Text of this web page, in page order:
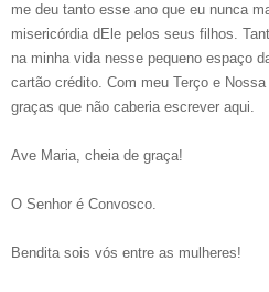
me deu tanto esse ano que eu nunca
misericórdia dEle pelos seus filhos.
na minha vida nesse pequeno espaço
cartão crédito. Com meu Terço e
graças que não caberia escrever aqui.
Ave Maria, cheia de graça!
O Senhor é Convosco.
Bendita sois vós entre as mulheres!